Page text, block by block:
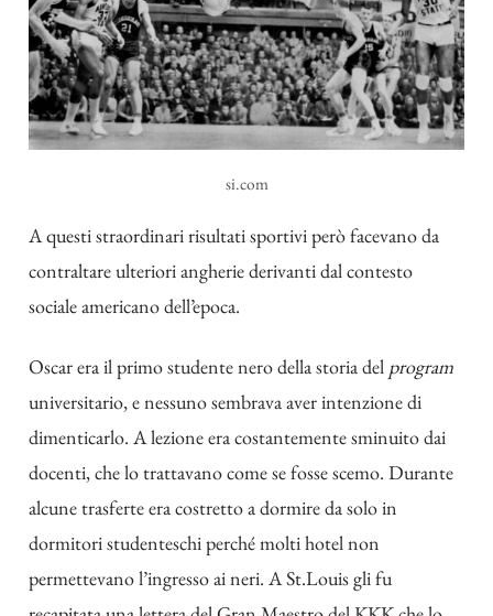
si.com
A questi straordinari risultati sportivi però facevano da
contraltare ulteriori angherie derivanti dal contesto
sociale americano dell’epoca.
Oscar era il primo studente nero della storia del program
universitario, e nessuno sembrava aver intenzione di
dimenticarlo. A lezione era costantemente sminuito dai
docenti, che lo trattavano come se fosse scemo. Durante
alcune trasferte era costretto a dormire da solo in
dormitori studenteschi perché molti hotel non
permettevano l’ingresso ai neri. A St.Louis gli fu